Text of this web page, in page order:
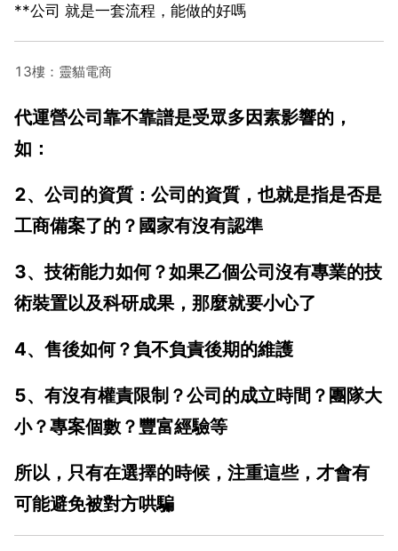
**公司 就是一套流程，能做的好嗎
13樓：靈貓電商
代運營公司靠不靠譜是受眾多因素影響的，
如：
2、公司的資質：公司的資質，也就是指是否是
工商備案了的？國家有沒有認準
3、技術能力如何？如果乙個公司沒有專業的技
術裝置以及科研成果，那麼就要小心了
4、售後如何？負不負責後期的維護
5、有沒有權責限制？公司的成立時間？團隊大
小？專案個數？豐富經驗等
所以，只有在選擇的時候，注重這些，才會有
可能避免被對方哄騙